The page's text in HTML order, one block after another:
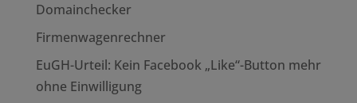
Domainchecker
Firmenwagenrechner
EuGH-Urteil: Kein Facebook „Like“-Button mehr
ohne Einwilligung